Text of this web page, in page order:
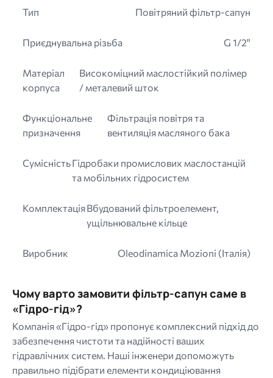
Тип Повітряний фільтр-сапун
Приєднувальна різьба G 1/2"
Матеріал
корпуса
Високоміцний маслостійкий полімер
/ металевий шток
Функціональне
призначення
Фільтрація повітря та
вентиляція масляного бака
СумісністьГідробаки промислових маслостанцій
та мобільних гідросистем
КомплектаціяВбудований фільтроелемент,
ущільнювальне кільце
Виробник Oleodinamica Mozioni (Італія)
Чому варто замовити фільтр-сапун саме в
«Гідро-гід»?
Компанія «Гідро-гід» пропонує комплексний підхід до
забезпечення чистоти та надійності ваших
гідравлічних систем. Наші інженери допоможуть
правильно підібрати елементи кондиціювання